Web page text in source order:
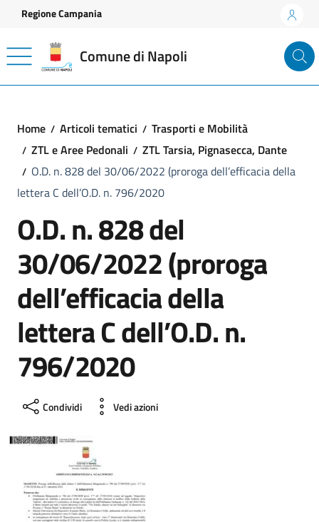
Vai ai contenuti
Vai al footer
Regione Campania
Comune di Napoli
Home Articoli tematici
Trasporti e Mobilità
ZTL e Aree Pedonali
ZTL Tarsia, Pignasecca, Dante
O.D. n. 828 del 30/06/2022 (proroga dell’efficacia della
lettera C dell’O.D. n. 796/2020
O.D. n. 828 del
30/06/2022 (proroga
dell’efficacia della
lettera C dell’O.D. n.
796/2020
Condividi Vedi azioni